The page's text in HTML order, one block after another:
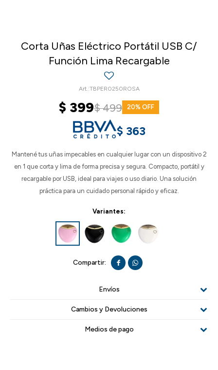
Corta Uñas Eléctrico Portátil USB C/
Función Lima Recargable
TBPER0250ROSA
$ 399$499 20
$ 363
Mantené tus uñas impecables en cualquier lugar con un dispositivo 2
en 1 que corta y lima de forma precisa y segura. Compacto, portátil y
recargable por USB, ideal para viajes o uso diario. Una solución
práctica para un cuidado personal rápido y eficaz.
Variantes:
 
Envíos
Cambios y Devoluciones
Medios de pago